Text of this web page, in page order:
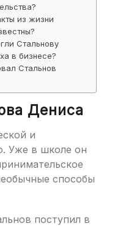
из жизни
Стальнову
в бизнесе?
Стальнов
Дениса
и
Уже в школе он
способы
поступил в